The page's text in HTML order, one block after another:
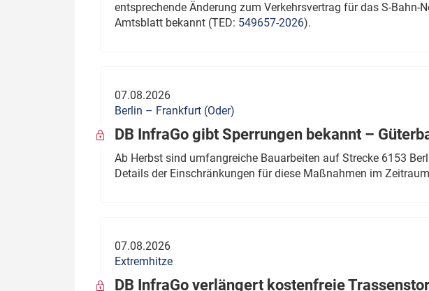
entsprechende Änderung zum Verkehrsvertrag für das S-
Amtsblatt bekannt (TED: 549657-2026).
07.08.2026
Berlin – Frankfurt (Oder)
DB InfraGo gibt Sperrungen bekannt –
Ab Herbst sind umfangreiche Bauarbeiten auf Strecke 6153
Details der Einschränkungen für diese Maßnahmen im
07.08.2026
Extremhitze
DB InfraGo verlängert kostenfreie